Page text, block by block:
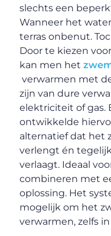
slechts een
Wanneer het
terras onbenut.
Door te kiezen
kan men het
verwarmen met
zijn van dure
elektriciteit of gas.
ontwikkelde
alternatief dat het
verlengt én
verlaagt. Ideaal
combineren met
oplossing. Het
mogelijk om het
verwarmen, zelfs